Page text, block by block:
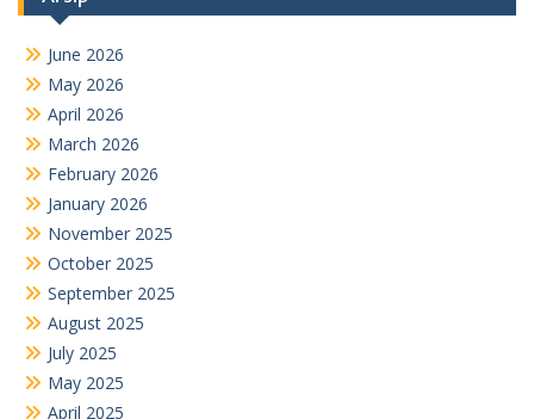
May 2025
April 2025
January 2025
December 2024
November 2024
October 2024
September 2024
August 2024
July 2024
June 2024
May 2024
April 2024
February 2024
December 2023